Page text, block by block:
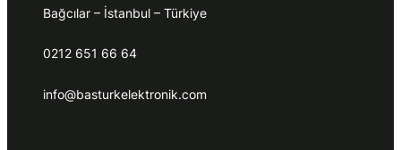
Bağcılar – İstanbul – Türkiye
0212 651 66 64
info@basturkelektronik.com